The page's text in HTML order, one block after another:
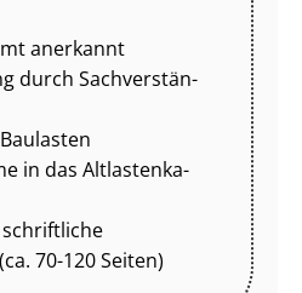
anerkannt
durch Sach­ver­stän­
in das Alt­las­ten­ka­
70-120 Seiten)